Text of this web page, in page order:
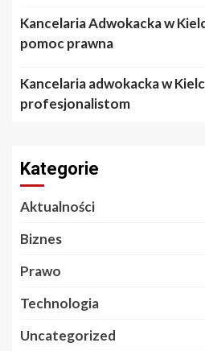
Kancelaria Adwokacka w
pomoc prawna
Kancelaria adwokacka w
profesjonalistom
Kategorie
Aktualności
Biznes
Prawo
Technologia
Uncategorized